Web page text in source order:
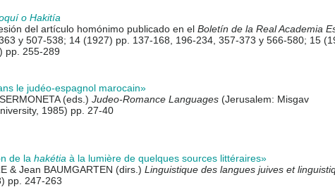
o Hakitía
del artículo homónimo publicado en el Boletín de la Real Academia
y 507-538; 14 (1927) pp. 137-168, 196-234, 357-373 y 566-580; 15
pp. 255-289
le judéo-espagnol marocain»
(eds.) Judeo-Romance Languages (Jerusalem: Misgav
1985) pp. 27-40
de la hakétia à la lumière de quelques sources littéraires»
& Jean BAUMGARTEN (dirs.) Linguistique des langues juives et
pp. 247-263